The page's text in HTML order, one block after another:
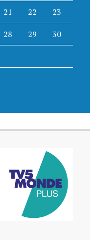
21 22 23
28 29 30